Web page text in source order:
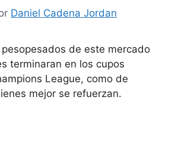
Daniel Cadena Jordan
de este mercado
terminaran en los cupos
League, como de
mejor se refuerzan.